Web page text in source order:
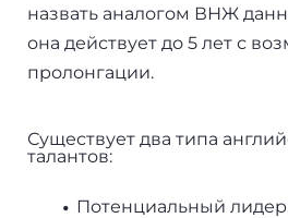
назвать аналогом ВНЖ
она действует до 5 лет с
пролонгации.
Существует два типа
талантов:
Потенциальный
Аргентина
США
Парагвай